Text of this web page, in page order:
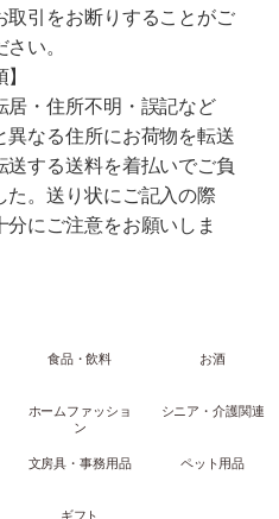
引をお断りすることがご
い。
居・住所不明・誤記など
なる住所にお荷物を転送
する送料を着払いでご負
。送り状にご記入の際
にご注意をお願いしま
食品・飲料 お酒
ホームファッショ
ン
シニア・介護関連
文房具・事務用品 ペット用品
ギフト